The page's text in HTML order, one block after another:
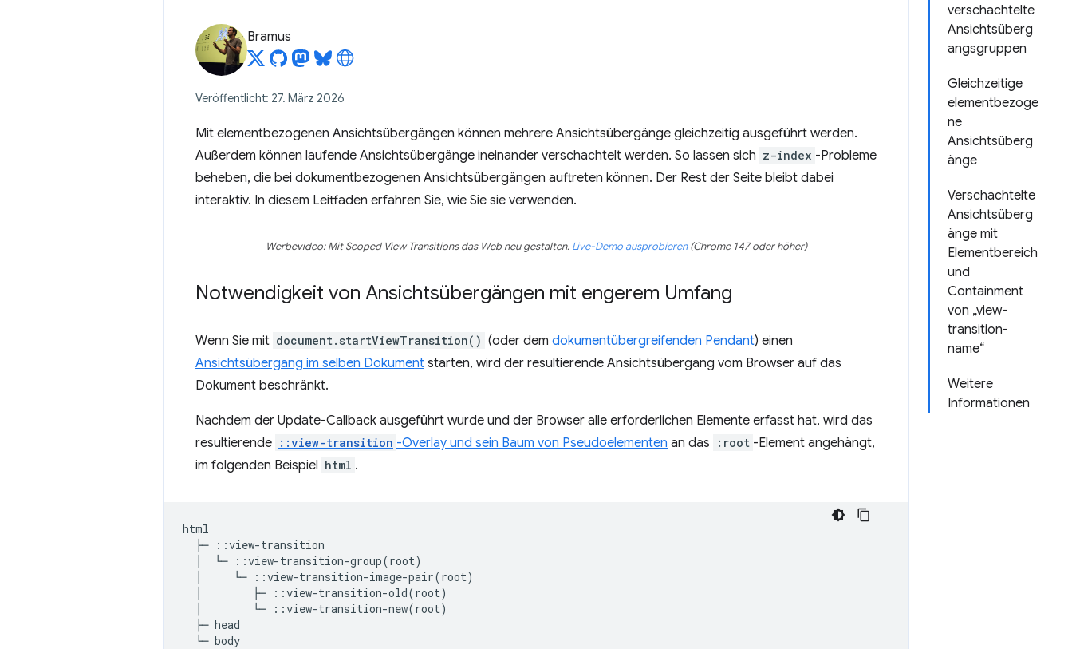
verschachtelte
Ansichtsüberg
angsgruppen
Gleichzeitige
elementbezoge
ne
Ansichtsüberg
änge
Verschachtelte
Ansichtsüberg
änge mit
Elementbereich
und
Containment
von „view-
transition-
name“
Weitere
Informationen
Bramus
Veröffentlicht: 27. März 2026
Mit elementbezogenen Ansichtsübergängen können mehrere Ansichtsübergänge gleichzeitig ausgeführt werden.
Außerdem können laufende Ansichtsübergänge ineinander verschachtelt werden. So lassen sich z-index -Probleme
beheben, die bei dokumentbezogenen Ansichtsübergängen auftreten können. Der Rest der Seite bleibt dabei
interaktiv. In diesem Leitfaden erfahren Sie, wie Sie sie verwenden.
Werbevideo: Mit Scoped View Transitions das Web neu gestalten. Live-Demo ausprobieren(Chrome 147 oder höher)
Notwendigkeit von Ansichtsübergängen mit engerem Umfang
Wenn Sie mit document.startViewTransition() (oder dem dokumentübergreifenden Pendant) einen
Ansichtsübergang im selben Dokument starten, wird der resultierende Ansichtsübergang vom Browser auf das
Dokument beschränkt.
Nachdem der Update-Callback ausgeführt wurde und der Browser alle erforderlichen Elemente erfasst hat, wird das
resultierende ::view-transition -Overlay und sein Baum von Pseudoelementen an das :root -Element angehängt,
im folgenden Beispiel html .
html
  ├─ ::view-transition
  │  └─ ::view-transition-group(root)
  │     └─ ::view-transition-image-pair(root)
  │        ├─ ::view-transition-old(root)
  │        └─ ::view-transition-new(root)
  ├─ head
  └─ body